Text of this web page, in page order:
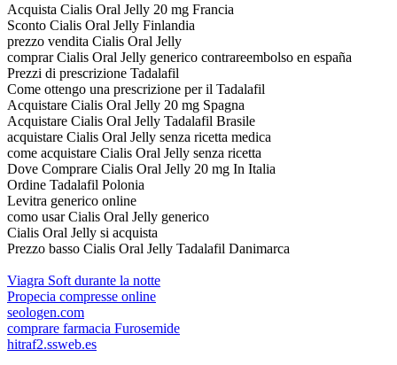
Acquista Cialis Oral Jelly 20 mg Francia
Sconto Cialis Oral Jelly Finlandia
prezzo vendita Cialis Oral Jelly
comprar Cialis Oral Jelly generico contrareembolso en españa
Prezzi di prescrizione Tadalafil
Come ottengo una prescrizione per il Tadalafil
Acquistare Cialis Oral Jelly 20 mg Spagna
Acquistare Cialis Oral Jelly Tadalafil Brasile
acquistare Cialis Oral Jelly senza ricetta medica
come acquistare Cialis Oral Jelly senza ricetta
Dove Comprare Cialis Oral Jelly 20 mg In Italia
Ordine Tadalafil Polonia
Levitra generico online
como usar Cialis Oral Jelly generico
Cialis Oral Jelly si acquista
Prezzo basso Cialis Oral Jelly Tadalafil Danimarca
Viagra Soft durante la notte
Propecia compresse online
seologen.com
comprare farmacia Furosemide
hitraf2.ssweb.es